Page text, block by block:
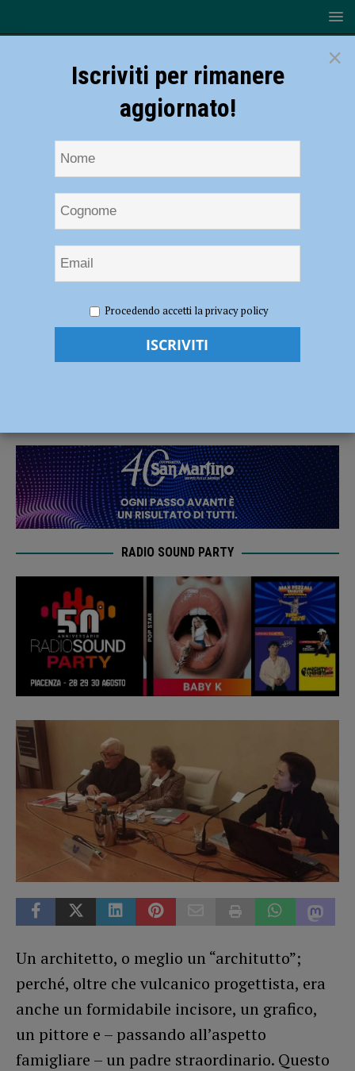
ricordo a palazzo Galli: “Molto più di un architetto”
Pietro Berzolla, il ricordo a palazzo Galli:
RADIO SOUND PARTY
Un architetto, o meglio un “architutto”;
perché, oltre che vulcanico progettista, era
anche un formidabile incisore, un grafico,
un pittore e – passando all’aspetto
famigliare – un padre straordinario. Questo
×
Iscriviti per rimanere
aggiornato!
Procedendo accetti la privacy policy